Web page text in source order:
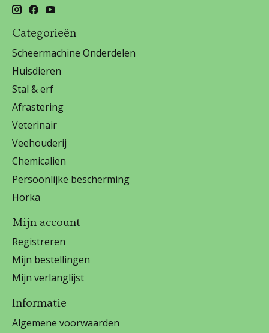
Categorieën
Scheermachine Onderdelen
Huisdieren
Stal & erf
Afrastering
Veterinair
Veehouderij
Chemicalien
Persoonlijke bescherming
Horka
Mijn account
Registreren
Mijn bestellingen
Mijn verlanglijst
Informatie
Algemene voorwaarden